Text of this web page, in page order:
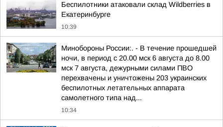
Беспилотники атаковали склад Wildberries в
Екатеринбурге
10:39
Минобороны России:. - В течение прошедшей
ночи, в период с 20.00 мск 6 августа до 8.00
мск 7 августа, дежурными силами ПВО
перехвачены и уничтожены 203 украинских
беспилотных летательных аппарата
самолетного типа над...
10:34